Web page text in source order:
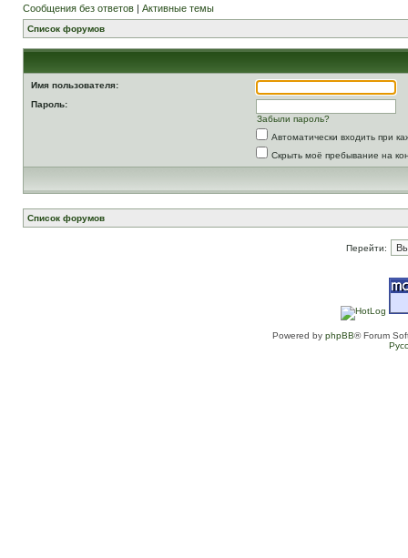
Сообщения без ответов | Активные темы
Список форумов
Имя пользователя:
Пароль:
Забыли пароль?
Автоматически входить при
Скрыть моё пребывание на
Список форумов
Перейти:
Powered by phpBB® Forum